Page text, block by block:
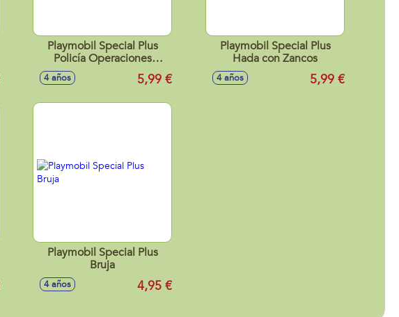
Playmobil Special Plus
Policía Operaciones
4 años 5,99 €
Playmobil Special Plus
Hada con Zancos
4 años 5,99 €
Playmobil Special Plus
Bruja
4 años 4,95 €